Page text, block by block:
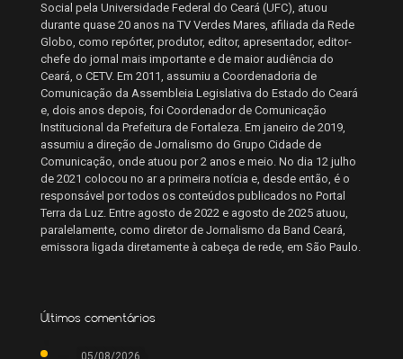
Social pela Universidade Federal do Ceará (UFC), atuou
durante quase 20 anos na TV Verdes Mares, afiliada da Rede
Globo, como repórter, produtor, editor, apresentador, editor-
chefe do jornal mais importante e de maior audiência do
Ceará, o CETV. Em 2011, assumiu a Coordenadoria de
Comunicação da Assembleia Legislativa do Estado do Ceará
e, dois anos depois, foi Coordenador de Comunicação
Institucional da Prefeitura de Fortaleza. Em janeiro de 2019,
assumiu a direção de Jornalismo do Grupo Cidade de
Comunicação, onde atuou por 2 anos e meio. No dia 12 julho
de 2021 colocou no ar a primeira notícia e, desde então, é o
responsável por todos os conteúdos publicados no Portal
Terra da Luz. Entre agosto de 2022 e agosto de 2025 atuou,
paralelamente, como diretor de Jornalismo da Band Ceará,
emissora ligada diretamente à cabeça de rede, em São Paulo.
Últimos comentários